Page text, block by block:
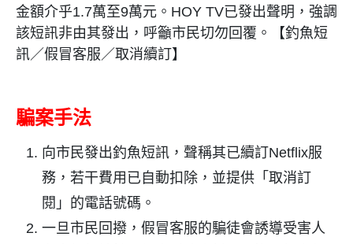
金額介乎1.7萬至9萬元。 HOY TV已發出聲明，強調
該短訊非由其發出，呼籲市民切勿回覆。【釣魚短
訊／假冒客服／取消續訂】
騙案手法
向市民發出釣魚短訊，聲稱其已續訂Netflix服
務，若干費用已自動扣除，並提供「取消訂
閱」的電話號碼。
一旦市民回撥，假冒客服的騙徒會誘導受害人